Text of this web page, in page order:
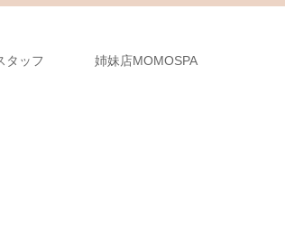
タッフ 姉妹店MOMOSPA